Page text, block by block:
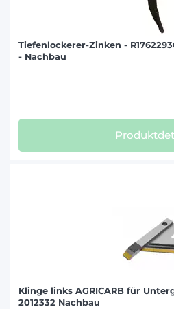
Tiefenlockerer-Zinken -
- Nachbau
Klinge links AGRICARB für
2012332 Nachbau